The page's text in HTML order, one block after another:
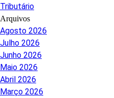
Tributário
Arquivos
Agosto 2026
Julho 2026
Junho 2026
Maio 2026
Abril 2026
Março 2026